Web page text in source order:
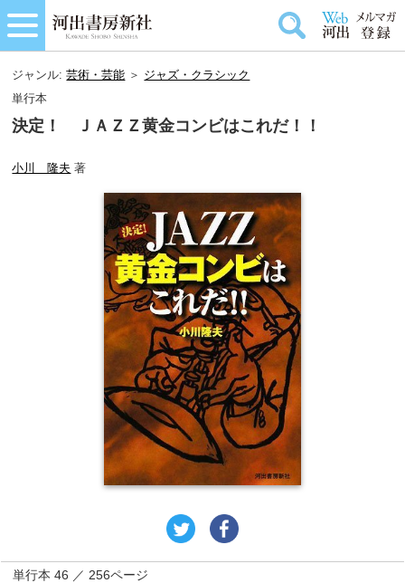
ジャンル:芸術・芸能 ＞ ジャズ・クラシック
単行本
決定！ ＪＡＺＺ黄金コンビはこれだ！！
小川 隆夫 著
単行本 46 ／ 256ページ